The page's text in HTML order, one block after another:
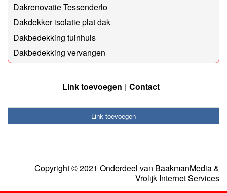
Dakrenovatie Tessenderlo
Dakdekker isolatie plat dak
Dakbedekking tuinhuis
Dakbedekking vervangen
Link toevoegen Contact
Link toevoegen
Copyright © 2021 Onderdeel van BaakmanMedia&
Vrolijk Internet Services